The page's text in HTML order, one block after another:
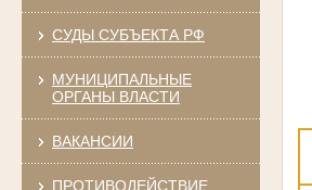
СУДЫ СУБЪЕКТА РФ
МУНИЦИПАЛЬНЫЕ
ОРГАНЫ ВЛАСТИ
ВАКАНСИИ
ПРОТИВОДЕЙСТВИЕ